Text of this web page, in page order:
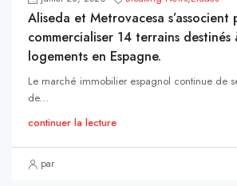
Aliseda et Metrovacesa s’associent
commercialiser 14 terrains
logements en Espagne.
Le marché immobilier espagnol continue de
de...
continuer la lecture
par